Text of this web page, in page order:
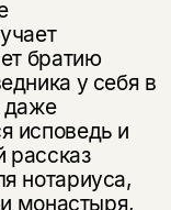
братию
у себя в
даже
исповедь и
рассказ
нотариуса,
монастыря,